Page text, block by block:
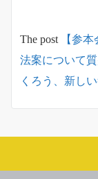
The post
【参
法案について
くろう、新しい